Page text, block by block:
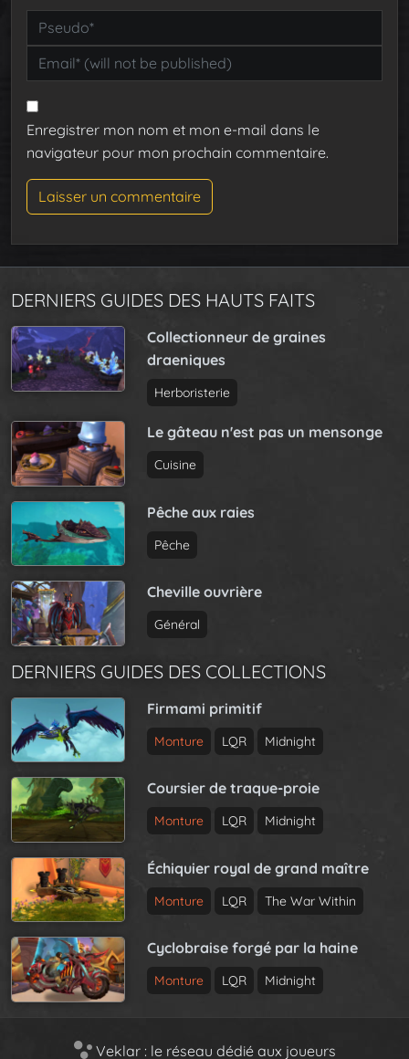
Enregistrer mon nom et mon e-mail dans le
navigateur pour mon prochain commentaire.
DERNIERS GUIDES DES HAUTS FAITS
Collectionneur de graines
draeniques
Herboristerie
Le gâteau n'est pas un mensonge
Cuisine
Pêche aux raies
Pêche
Cheville ouvrière
Général
DERNIERS GUIDES DES COLLECTIONS
Firmami primitif
Monture LQR Midnight
Coursier de traque-proie
Monture LQR Midnight
Échiquier royal de grand maître
Monture LQR The War Within
Cyclobraise forgé par la haine
Monture LQR Midnight
Veklar : le réseau dédié aux joueurs